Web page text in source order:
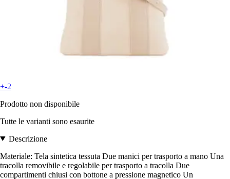
+-2
Prodotto non disponibile
Tutte le varianti sono esaurite
Descrizione
Materiale: Tela sintetica tessuta Due manici per trasporto a mano Una
tracolla removibile e regolabile per trasporto a tracolla Due
compartimenti chiusi con bottone a pressione magnetico Un